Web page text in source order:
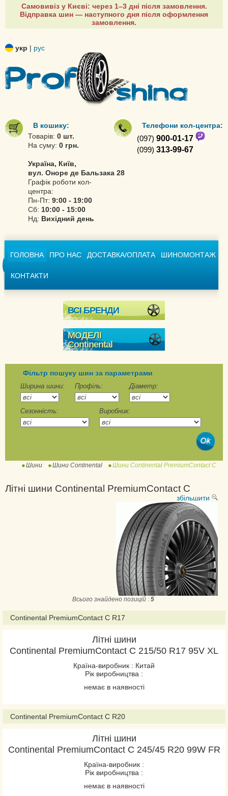
Самовивіз у Києві: через 1–3 дні після замовлення.
Відправка шин — наступного дня після оформлення
замовлення.
укр | рус
В кошику:
Товарів: 0 шт.
На суму: 0 грн.
Україна, Київ,
вул. Оноре де Бальзака 28
Графік роботи кол-
центра:
Пн-Пт: 9:00 - 19:00
Сб: 10:00 - 15:00
Нд: Вихідний день
Телефони кол-центра:
(097) 900-01-17
(099) 313-99-67
ГОЛОВНА ПРО НАС ДОСТАВКА/ОПЛАТА ШИНОМОНТАЖ
КОНТАКТИ
ВСІ БРЕНДИ
МОДЕЛІ
Continental
ContiCrossContact
Winter
ContiVikingContact 6
ContiVikingContact 6
SUV
ContiWinterContact TS
ContiWinterContact TS
ContiWinterContact TS
ContiWinterContact TS
830 P SUV
ContiWinterContact TS
ContiWinterContact TS
850 P SUV
IceContact 2
IceContact 2 SUV
IceContact 3
VanContact Winter
VancoWinter 2
VikingContact 7
VikingContact 8
WinterContact TS 860
Фільтр пошуку шин за параметрами
Ширина шини: Профіль: Діаметр:
Сезонність: Виробник:
Шини Шини Continental Шини Continental PremiumContact C
Літні шини Continental PremiumContact C
збільшити
Всього знайдено позицій : 5
Continental PremiumContact C R17
Літні шини
Continental PremiumContact C 215/50 R17 95V XL
Країна-виробник : Китай
Рік виробництва :
немає в наявності
Continental PremiumContact C R20
Літні шини
Continental PremiumContact C 245/45 R20 99W FR
Країна-виробник :
Рік виробництва :
немає в наявності